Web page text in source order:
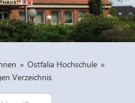
» Ostfalia Hochschule »
Verzeichnis